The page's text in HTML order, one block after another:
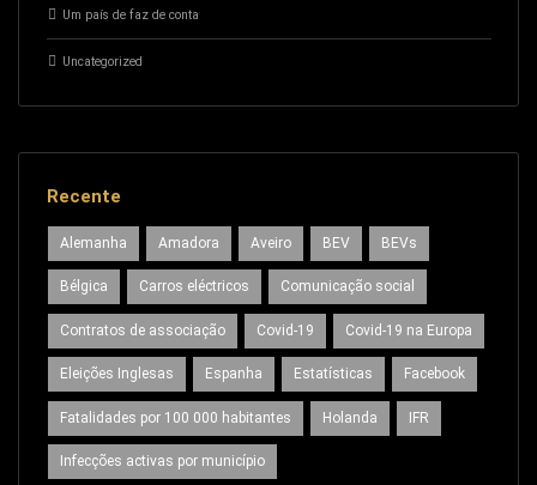
Um país de faz de conta
Uncategorized
Recente
Alemanha Amadora Aveiro BEV BEVs
Bélgica Carros eléctricos Comunicação social
Contratos de associação Covid-19 Covid-19 na Europa
Eleições Inglesas Espanha Estatísticas Facebook
Fatalidades por 100 000 habitantes Holanda IFR
Infecções activas por município